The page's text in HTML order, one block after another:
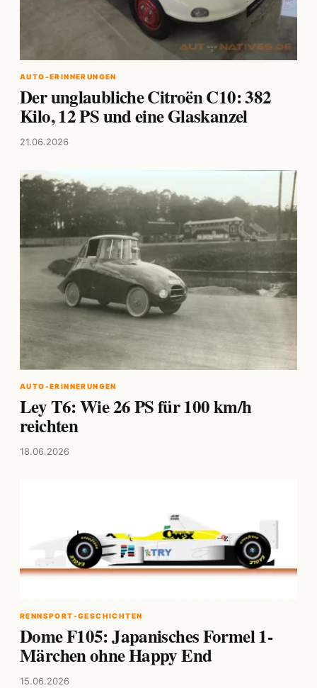
AUTO-ERINNERUNGEN
Der unglaubliche Citroën C10: 382
Kilo, 12 PS und eine Glaskanzel
21.06.2026
AUTO-ERINNERUNGEN
Ley T6: Wie 26 PS für 100 km/h
reichten
18.06.2026
RENNSPORT-GESCHICHTEN
Dome F105: Japanisches Formel 1-
Märchen ohne Happy End
15.06.2026